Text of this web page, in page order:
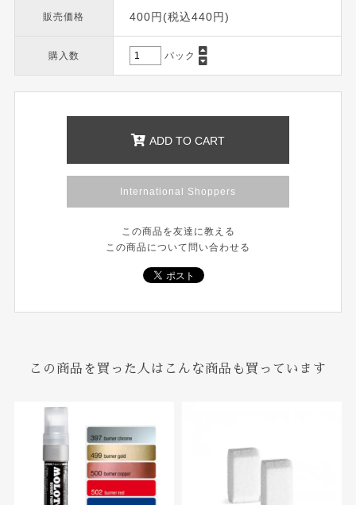
販売価格 400円(税込440円)
購入数 パック
ADD TO CART
International Shoppers
この商品を友達に教える
この商品について問い合わせる
この商品を買った人はこんな商品も買っています